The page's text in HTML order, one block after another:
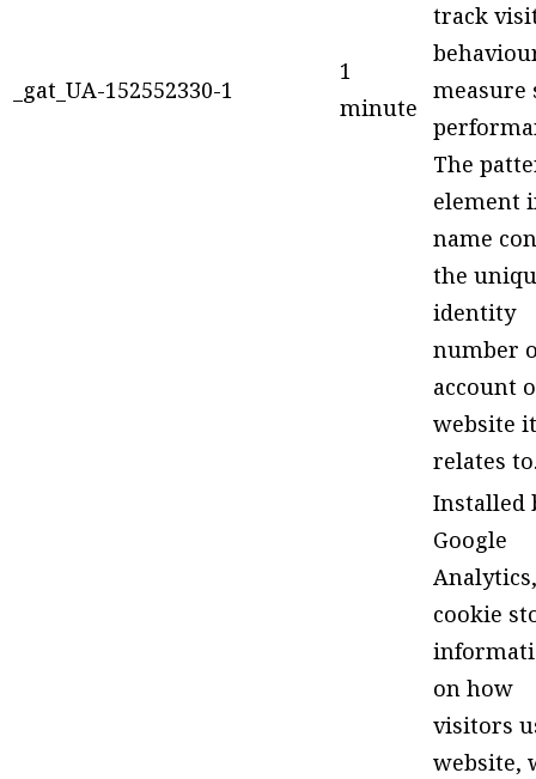
_gat_UA-152552330-1
1
minute
track
measure
The
element
name
the
identity
number
account
website it
relates
Installed
Google
cookie
on how
visitors
website,